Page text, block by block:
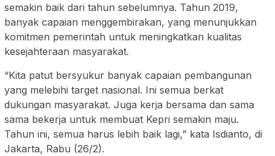
semakin baik dari tahun sebelumnya. Tahun 2019,
banyak capaian menggembirakan, yang menunjukkan
komitmen pemerintah untuk meningkatkan kualitas
kesejahteraan masyarakat.
“Kita patut bersyukur banyak capaian pembangunan
yang melebihi target nasional. Ini semua berkat
dukungan masyarakat. Juga kerja bersama dan sama
sama bekerja untuk membuat Kepri semakin maju.
Tahun ini, semua harus lebih baik lagi,” kata Isdianto, di
Jakarta, Rabu (26/2).